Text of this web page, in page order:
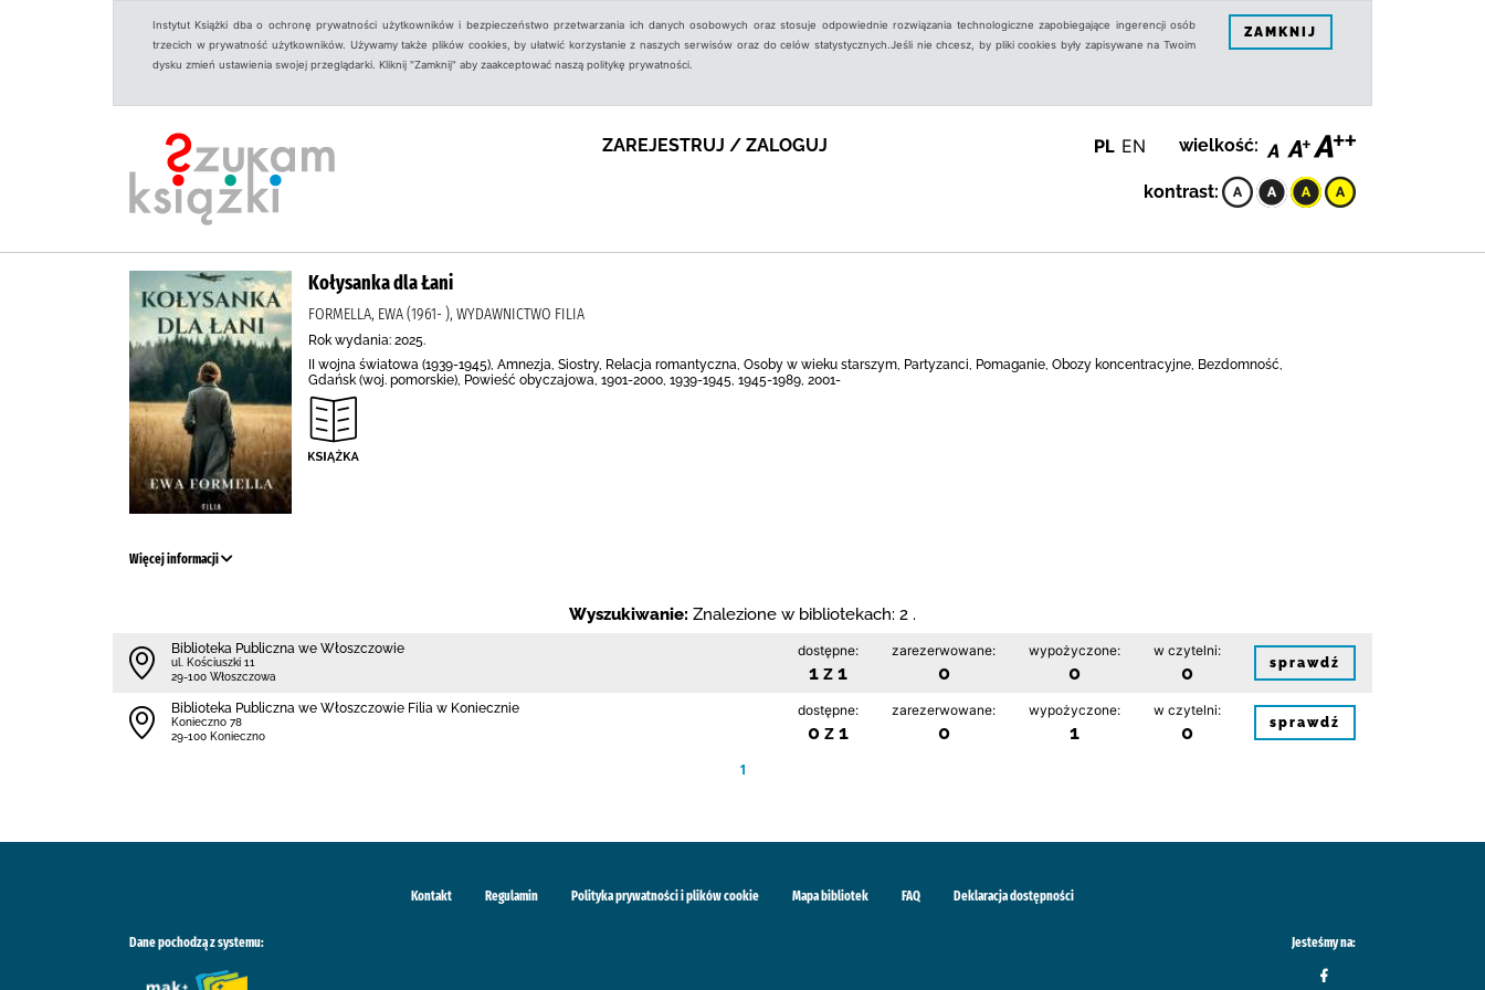
Instytut Książki dba o ochronę prywatności użytkowników i bezpieczeństwo przetwarzania ich danych osobowych oraz stosuje odpowiednie rozwiązania technologiczne zapobiegające ingerencji osób
trzecich w prywatność użytkowników. Używamy także plików cookies, by ułatwić korzystanie z naszych serwisów oraz do celów statystycznych.Jeśli nie chcesz, by pliki cookies były zapisywane na Twoim
dysku zmień ustawienia swojej przeglądarki. Kliknij "Zamknij" aby zaakceptować naszą politykę prywatności.
ZAMKNIJ
ZAREJESTRUJ / ZALOGUJ PL EN wielkość:
kontrast:
Kołysanka dla Łani
FORMELLA, EWA (1961- ), WYDAWNICTWO FILIA
Rok wydania: 2025.
II wojna światowa (1939-1945), Amnezja, Siostry, Relacja romantyczna, Osoby w wieku starszym, Partyzanci, Pomaganie, Obozy koncentracyjne, Bezdomność,
Gdańsk (woj. pomorskie), Powieść obyczajowa, 1901-2000, 1939-1945, 1945-1989, 2001-
Więcej informacji
Wyszukiwanie: Znalezione w bibliotekach: 2 .
Biblioteka Publiczna we Włoszczowie
ul. Kościuszki 11
29-100 Włoszczowa
dostępne:
1 z 1
zarezerwowane:
0
wypożyczone:
0
w czytelni:
0 sprawdź
Biblioteka Publiczna we Włoszczowie Filia w Koniecznie
Konieczno 78
29-100 Konieczno
dostępne:
0 z 1
zarezerwowane:
0
wypożyczone:
1
w czytelni:
0 sprawdź
1
Kontakt Regulamin Polityka prywatności i plików cookie Mapa bibliotek FAQ Deklaracja dostępności
Dane pochodzą z systemu: Jesteśmy na: